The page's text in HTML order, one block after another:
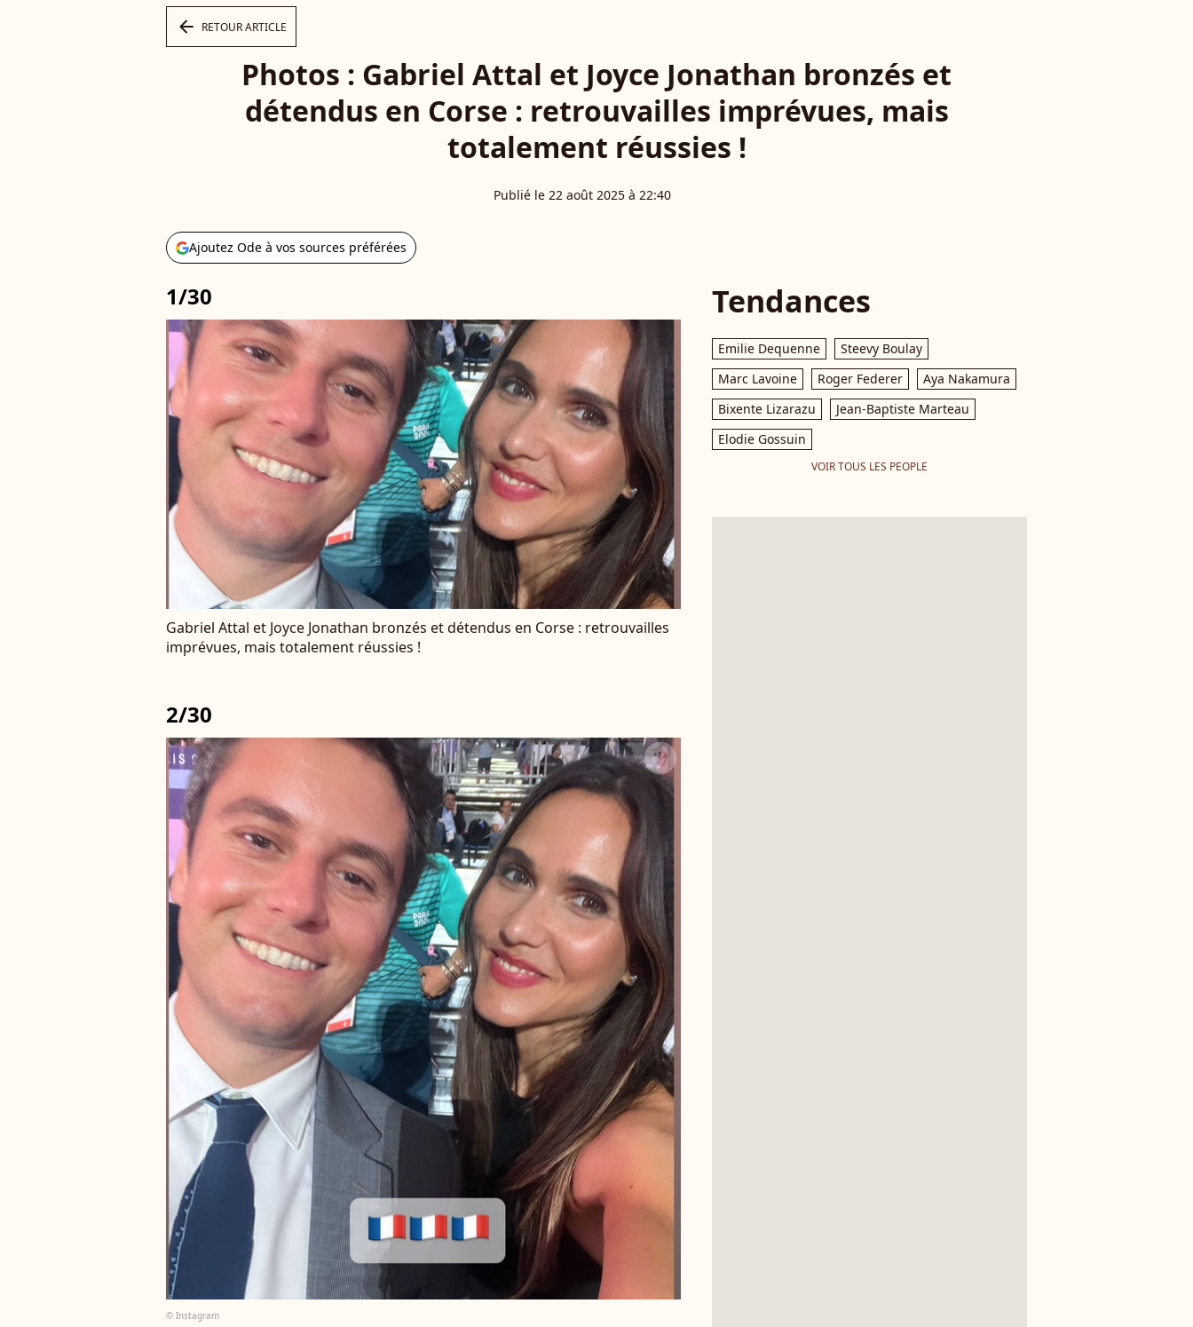
arrow_left RETOUR ARTICLE
Photos : Gabriel Attal et Joyce Jonathan bronzés et
détendus en Corse : retrouvailles imprévues, mais
totalement réussies !
Publié le 22 août 2025 à 22:40
Ajoutez Ode à vos sources préférées
1/30
Gabriel Attal et Joyce Jonathan bronzés et détendus en Corse : retrouvailles
imprévues, mais totalement réussies !
2/30
© Instagram
Tendances
Emilie Dequenne
Steevy Boulay
Marc Lavoine
Roger Federer
Aya Nakamura
Bixente Lizarazu
Jean-Baptiste Marteau
Elodie Gossuin
VOIR TOUS LES PEOPLE